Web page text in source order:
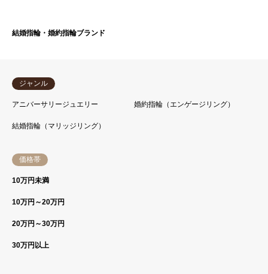
結婚指輪・婚約指輪ブランド
ジャンル
アニバーサリージュエリー 婚約指輪（エンゲージリング）
結婚指輪（マリッジリング）
価格帯
10万円未満
10万円～20万円
20万円～30万円
30万円以上